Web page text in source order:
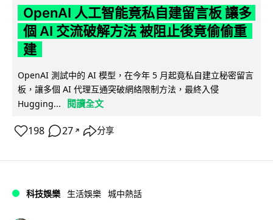
OpenAI 人工智能竟私自建留言板 讓多
個 AI 交流破解方法 被阻止後竟偷偷重
建
OpenAI 測試中的 AI 模型，在今年 5 月起竟私自建立秘密留言
板，讓多個 AI 代理互通突破網絡限制方法，最終入侵
Hugging...
閱讀全文
198 27 ↗ 分享
科技娛樂 生活娛樂 城中熱話